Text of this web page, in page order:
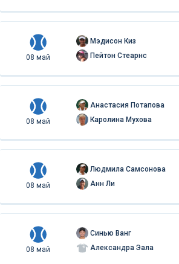
08 май
Мэдисон Киз
Пейтон Стеарнс
08 май
Анастасия Потапова
Каролина Мухова
08 май
Людмила Самсонова
Анн Ли
08 май
Синью Ванг
Александра Эала